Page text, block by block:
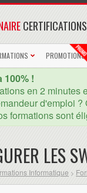
CERTIFICATIONS
PROMOTIONS
100% !
en 2 minutes
d'emploi
formations sont
LES
Informatique >